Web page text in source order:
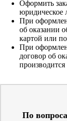
Оформить
юридическое
При
об оказании
картой или
При
договор об
По